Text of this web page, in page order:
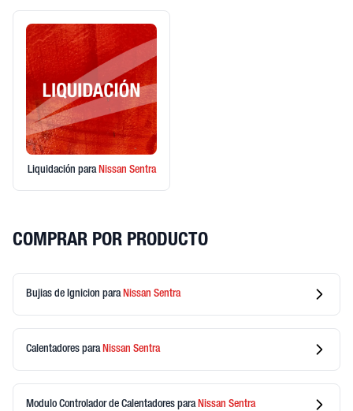
Liquidación paraNissan Sentra
COMPRAR POR PRODUCTO
Bujias de Ignicion para Nissan Sentra
Calentadores para Nissan Sentra
Modulo Controlador de Calentadores para Nissan Sentra